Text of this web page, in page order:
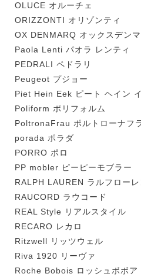
OLUCE オルーチェ
ORIZZONTI オリゾンティ
OX DENMARQ オックスデンマ
Paola Lenti パオラ レンティ
PEDRALI ペドラリ
Peugeot プジョー
Piet Hein Eek ピート ヘイン
Poliform ポリフォルム
PoltronaFrau ポルトローナフ
porada ポラダ
PORRO ポロ
PP mobler ピーピーモブラー
RALPH LAUREN ラルフロー
RAUCORD ラウコード
REAL Style リアルスタイル
RECARO レカロ
Ritzwell リッツウェル
Riva 1920 リーヴァ
Roche Bobois ロッシュボボア